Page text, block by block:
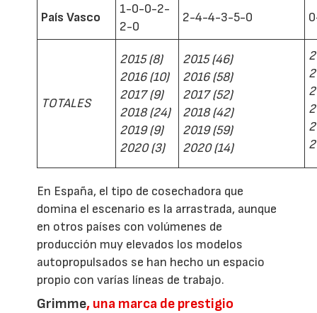
País Vasco
1-0-0-2-
2-0
2-4-4-3-5-0
TOTALES
2015 (8)
2016 (10)
2017 (9)
2018 (24)
2019 (9)
2020 (3)
2015 (46)
2016 (58)
2017 (52)
2018 (42)
2019 (59)
2020 (14)
En España, el tipo de cosechadora que
domina el escenario es la arrastrada, aunque
en otros países con volúmenes de
producción muy elevados los modelos
autopropulsados se han hecho un espacio
propio con varías líneas de trabajo.
Grimme, una marca de prestigio